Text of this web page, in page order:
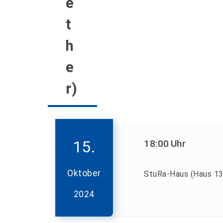
t
h
e
r)
15.
Oktober
2024
18:00 Uhr
StuRa-Haus (Haus